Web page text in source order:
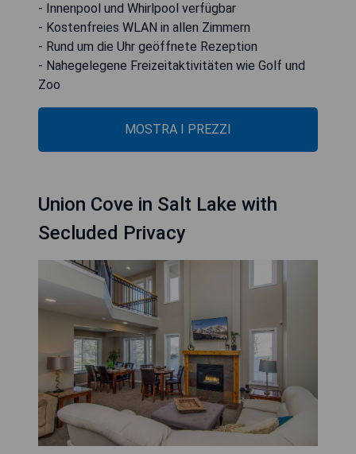
- Innenpool und Whirlpool verfügbar
- Kostenfreies WLAN in allen Zimmern
- Rund um die Uhr geöffnete Rezeption
- Nahegelegene Freizeitaktivitäten wie Golf und
Zoo
MOSTRA I PREZZI
Union Cove in Salt Lake with
Secluded Privacy